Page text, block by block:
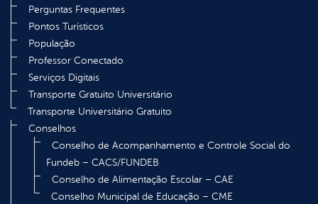
Perguntas Frequentes
Pontos Turísticos
População
Professor Conectado
Serviços Digitais
Transporte Gratuito Universitário
Transporte Universitário Gratuito
Conselhos
Conselho de Acompanhamento e Controle Social do
Fundeb – CACS/FUNDEB
Conselho de Alimentação Escolar – CAE
Conselho Municipal de Educação – CME